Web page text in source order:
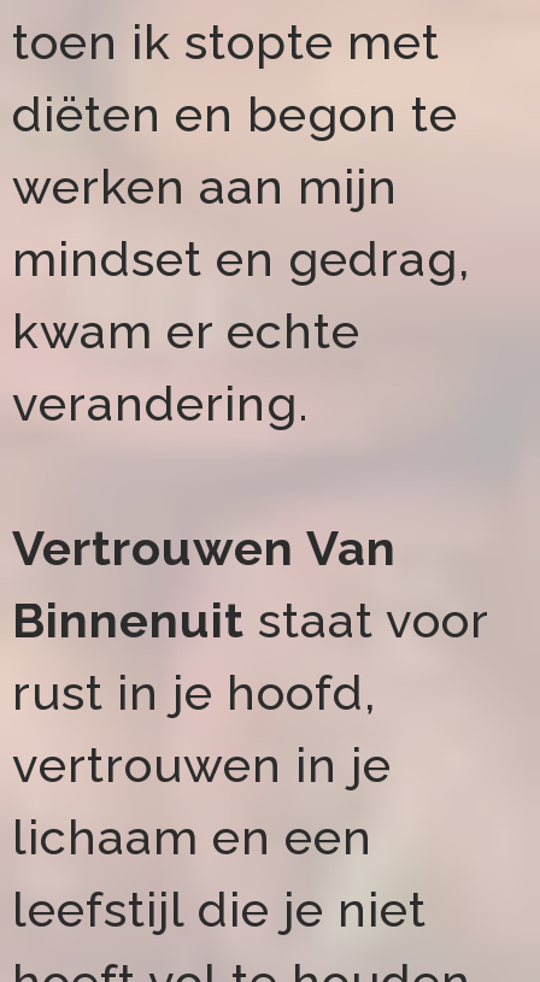
toen ik stopte met
diëten en begon te
werken aan mijn
mindset en gedrag,
kwam er echte
verandering.
Vertrouwen Van
Binnenuit staat voor
rust in je hoofd,
vertrouwen in je
lichaam en een
leefstijl die je niet